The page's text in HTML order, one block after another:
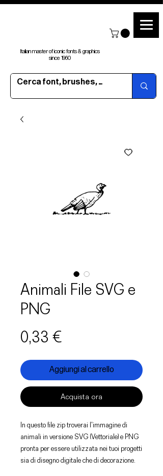
Italian master of iconic fonts & graphics
since 1960
Animali File SVG e
PNG
0,33 €
Aggiungi al carrello
Acquista ora
In questo file zip troverai l'immagine di
animali in versione SVG (Vettoriale) e PNG
pronta per essere utilizzata nei tuoi progetti
sia di disegno digitale che di decorazione.